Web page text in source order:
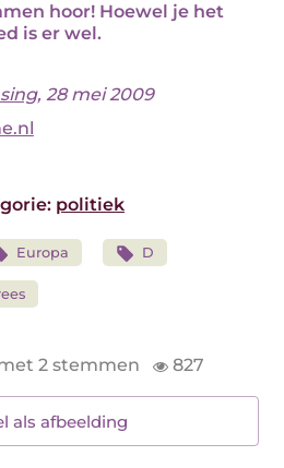
hoor! Hoewel je het
is er wel.
, 28 mei 2009
politiek
Europa D
2 stemmen 827
als afbeelding